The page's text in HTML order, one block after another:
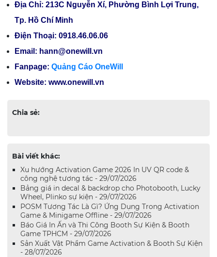
Địa Chỉ: 213C Nguyễn Xí, Phường Bình Lợi Trung,
Tp. Hồ Chí Minh
Điện Thoại: 0918.46.06.06
Email: hann@onewill.vn
Fanpage: Quảng Cáo OneWill
Website: www.onewill.vn
Chia sẻ:
Bài viết khác:
Xu hướng Activation Game 2026 In UV QR code &
công nghệ tương tác - 29/07/2026
Bảng giá in decal & backdrop cho Photobooth, Lucky
Wheel, Plinko sự kiện - 29/07/2026
POSM Tương Tác Là Gì? Ứng Dụng Trong Activation
Game & Minigame Offline - 29/07/2026
Báo Giá In Ấn và Thi Công Booth Sự Kiện & Booth
Game TPHCM - 29/07/2026
Sản Xuất Vật Phẩm Game Activation & Booth Sự Kiện
- 28/07/2026